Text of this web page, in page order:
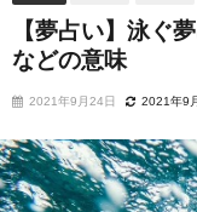
【夢占い】泳ぐ
などの意味
2021年9月24日 2021年9